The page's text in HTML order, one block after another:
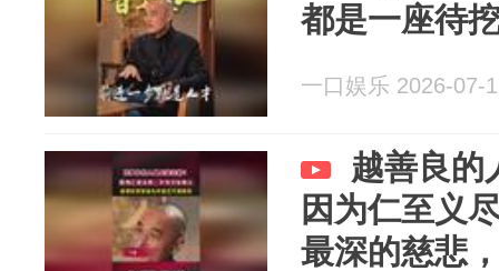
都是一座待
一口娱乐 2026-07-
越善良的
因为仁至义
最深的慈悲